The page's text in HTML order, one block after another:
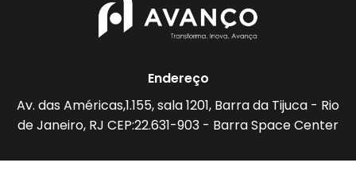
Endereço
Av. das Américas,1.155, sala 1201, Barra da Tijuca - Rio
de Janeiro, RJ CEP:22.631-903 - Barra Space Center